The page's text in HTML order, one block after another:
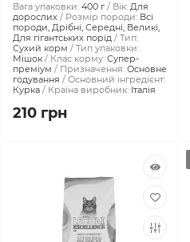
Вага упаковки: 400 г Вік: Для
дорослих
Розмір породи: Всі
породи, Дрібні, Середні, Великі,
Для гігантських порід
Тип:
Сухий корм
Тип упаковки:
Мішок
Клас корму: Супер-
преміум
Призначення: Основне
годування
Основний інгредієнт:
Курка
Країна виробник: Італія
210 грн